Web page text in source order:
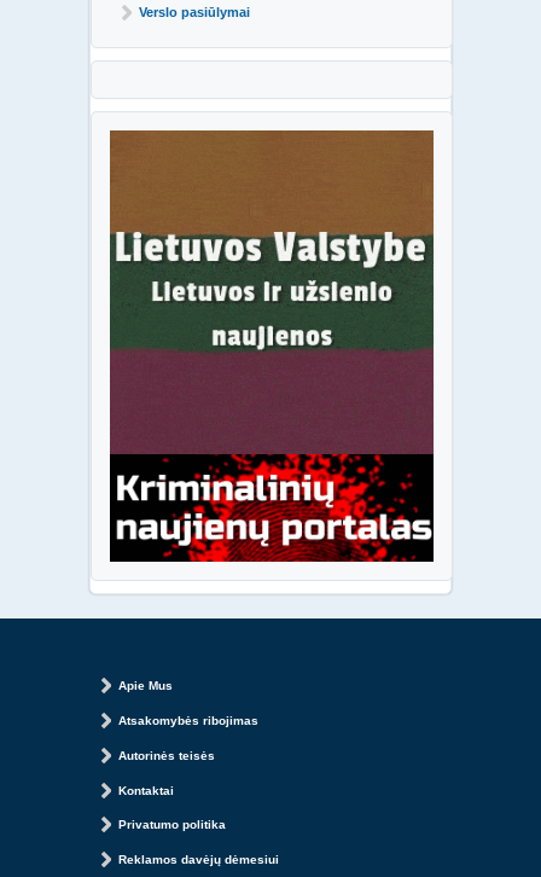
Verslo pasiūlymai
Apie Mus
Atsakomybės ribojimas
Autorinės teisės
Kontaktai
Privatumo politika
Reklamos davėjų dėmesiui